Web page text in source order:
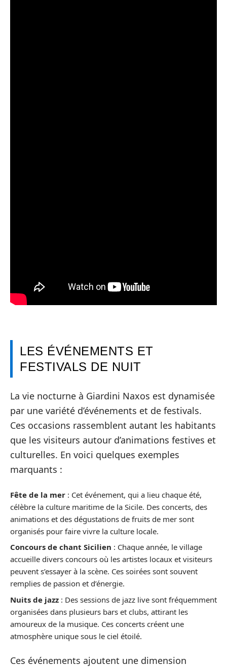
LES ÉVÉNEMENTS ET
FESTIVALS DE NUIT
La vie nocturne à Giardini Naxos est dynamisée
par une variété d’événements et de festivals.
Ces occasions rassemblent autant les habitants
que les visiteurs autour d’animations festives et
culturelles. En voici quelques exemples
marquants :
Fête de la mer : Cet événement, qui a lieu chaque été,
célèbre la culture maritime de la Sicile. Des concerts, des
animations et des dégustations de fruits de mer sont
organisés pour faire vivre la culture locale.
Concours de chant Sicilien : Chaque année, le village
accueille divers concours où les artistes locaux et visiteurs
peuvent s’essayer à la scène. Ces soirées sont souvent
remplies de passion et d’énergie.
Nuits de jazz : Des sessions de jazz live sont fréquemment
organisées dans plusieurs bars et clubs, attirant les
amoureux de la musique. Ces concerts créent une
atmosphère unique sous le ciel étoilé.
Ces événements ajoutent une dimension